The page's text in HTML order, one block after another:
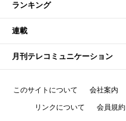
ランキング
連載
月刊テレコミュニケーション
このサイトについて 会社案内
リンクについて 会員規約